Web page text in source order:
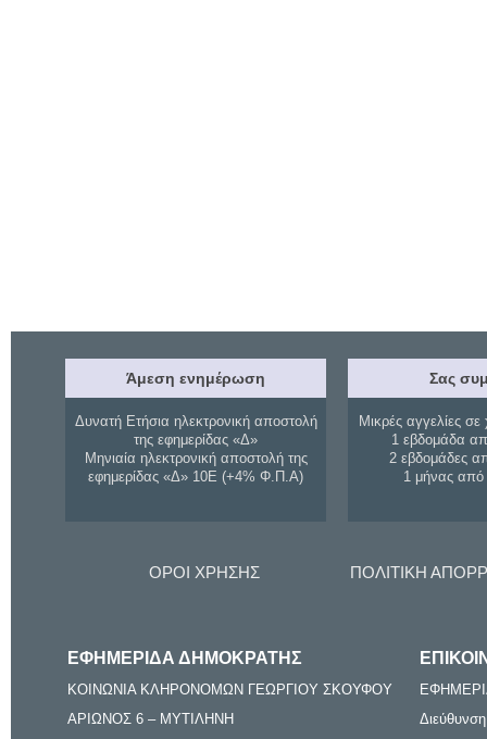
Άμεση ενημέρωση
Δυνατή Ετήσια ηλεκτρονική αποστολή
της εφημερίδας «Δ»
Μηνιαία ηλεκτρονική αποστολή της
εφημερίδας «Δ» 10Ε (+4% Φ.Π.Α)
Σας
Μικρές αγγελίες σε
1 εβδομάδα
2 εβδομάδες
1 μήνας
ΟΡΟΙ ΧΡΗΣΗΣ ΠΟΛΙΤΙΚΗ
ΕΦΗΜΕΡΙΔΑ ΔΗΜΟΚΡΑΤΗΣ
ΚΟΙΝΩΝΙΑ ΚΛΗΡΟΝΟΜΩΝ ΓΕΩΡΓΙΟΥ ΣΚΟΥΦΟΥ
ΑΡΙΩΝΟΣ 6 – ΜΥΤΙΛΗΝΗ